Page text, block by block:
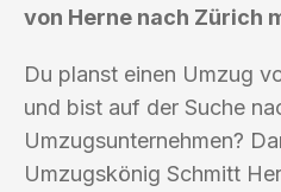
von Herne nach Zürich
Du planst einen Umzug
und bist auf der Suche
Umzugsunternehmen?
Umzugskönig Schmitt